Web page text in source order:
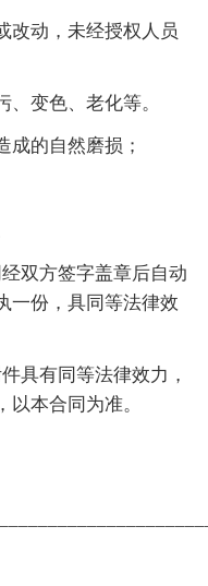
改动，未经授权人员
变色、老化等。
的自然磨损；
双方签字盖章后自动
一份，具同等法律效
具有同等法律效力，
本合同为准。